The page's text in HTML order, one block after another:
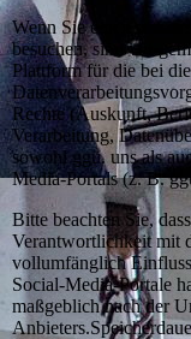
Wenn Sie einen
besuchen, sind wir
Plattform für die bei
Rechte (Auskunft,
Verarbeitung,
sowohl ggü. uns als
Media-Portals (z. B.
Bitte beachten Sie,
Verantwortlichkeit mit
vollumfänglich
Social-Media-Portale
maßgeblich nach der